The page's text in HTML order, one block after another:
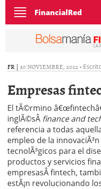
Toggle
navigation
FinancialRed
FR | 30 NOVIEMBRE, 2022-
Empresas
El tÃ©rmino
inglÃ©sÂ finance and
referencia a todas
empleo de la
tecnolÃ³gicos para el
productos y servicios
empresasÂ fintech,
estÃ¡n revolucionando